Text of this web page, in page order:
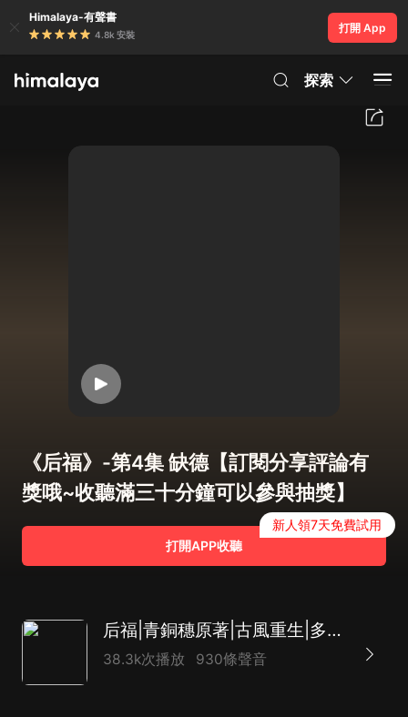
Himalaya-有聲書
4.8k 安裝
打開 App
探索
《后福》-第4集 缺德【訂閱分享評論有
獎哦~收聽滿三十分鐘可以參與抽獎】
打開APP收聽
新人領7天免費試用
后福|青銅穗原著|古風重生|多人有聲劇|小夜光&追馬
38.3k次播放 930條聲音